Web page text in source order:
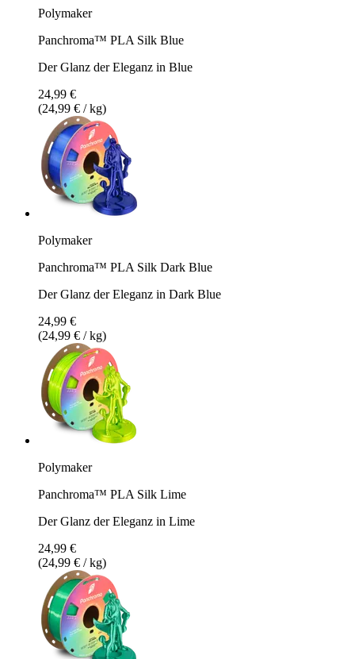
Polymaker
Panchroma™ PLA Silk Blue
Der Glanz der Eleganz in Blue
24,99 €
(24,99 € / kg)
Polymaker
Panchroma™ PLA Silk Dark Blue
Der Glanz der Eleganz in Dark Blue
24,99 €
(24,99 € / kg)
Polymaker
Panchroma™ PLA Silk Lime
Der Glanz der Eleganz in Lime
24,99 €
(24,99 € / kg)